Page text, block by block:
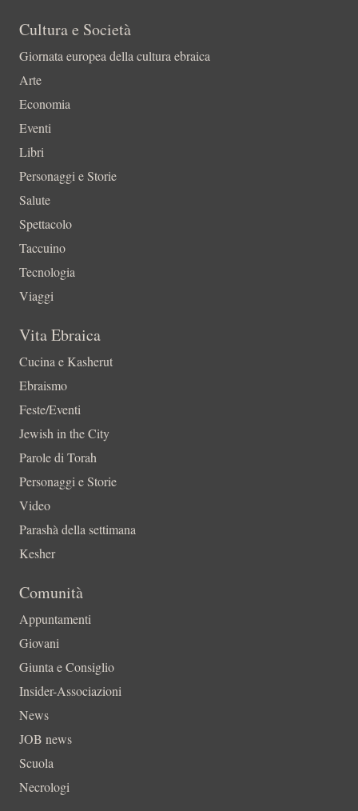
Cultura e Società
Giornata europea della cultura ebraica
Arte
Economia
Eventi
Libri
Personaggi e Storie
Salute
Spettacolo
Taccuino
Tecnologia
Viaggi
Vita Ebraica
Cucina e Kasherut
Ebraismo
Feste/Eventi
Jewish in the City
Parole di Torah
Personaggi e Storie
Video
Parashà della settimana
Kesher
Comunità
Appuntamenti
Giovani
Giunta e Consiglio
Insider-Associazioni
News
JOB news
Scuola
Necrologi